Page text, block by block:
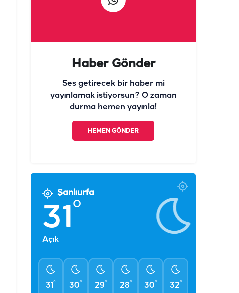
Haber Gönder
Ses getirecek bir haber mi
yayınlamak istiyorsun? O zaman
durma hemen yayınla!
HEMEN GÖNDER
Şanlıurfa
31°
Açık
31° 30° 29° 28° 30° 32°